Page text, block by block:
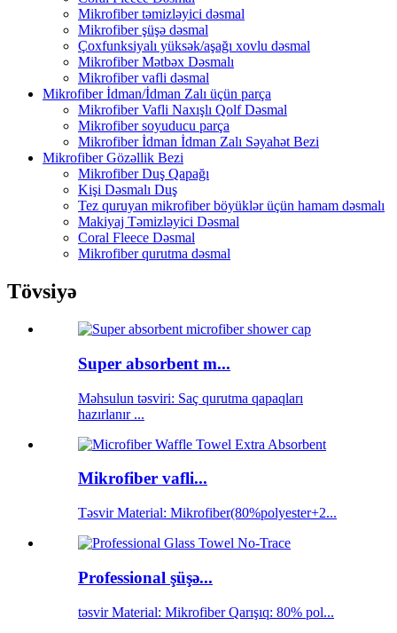
Mikrofiber təmizləyici dəsmal
Mikrofiber şüşə dəsmal
Çoxfunksiyalı yüksək/aşağı xovlu dəsmal
Mikrofiber Mətbəx Dəsmalı
Mikrofiber vafli dəsmal
Mikrofiber İdman/İdman Zalı üçün parça
Mikrofiber Vafli Naxışlı Qolf Dəsmal
Mikrofiber soyuducu parça
Mikrofiber İdman İdman Zalı Səyahət Bezi
Mikrofiber Gözəllik Bezi
Mikrofiber Duş Qapağı
Kişi Dəsmalı Duş
Tez quruyan mikrofiber böyüklər üçün hamam dəsmalı
Makiyaj Təmizləyici Dəsmal
Coral Fleece Dəsmal
Mikrofiber qurutma dəsmal
Tövsiyə
Super absorbent m...
Məhsulun təsviri: Saç qurutma qapaqları
hazırlanır ...
Mikrofiber vafli...
Təsvir Material: Mikrofiber(80%polyester+2...
Professional şüşə...
təsvir Material: Mikrofiber Qarışıq: 80% pol...